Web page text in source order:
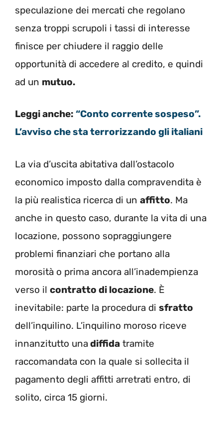
speculazione dei mercati che regolano
senza troppi scrupoli i tassi di interesse
finisce per chiudere il raggio delle
opportunità di accedere al credito, e quindi
ad un mutuo.
Leggi anche: “Conto corrente sospeso”.
L’avviso che sta terrorizzando gli italiani
La via d’uscita abitativa dall’ostacolo
economico imposto dalla compravendita è
la più realistica ricerca di un affitto. Ma
anche in questo caso, durante la vita di una
locazione, possono sopraggiungere
problemi finanziari che portano alla
morosità o prima ancora all’inadempienza
verso il contratto di locazione. È
inevitabile: parte la procedura di sfratto
dell’inquilino. L’inquilino moroso riceve
innanzitutto unadiffida tramite
raccomandata con la quale si sollecita il
pagamento degli affitti arretrati entro, di
solito, circa 15 giorni.